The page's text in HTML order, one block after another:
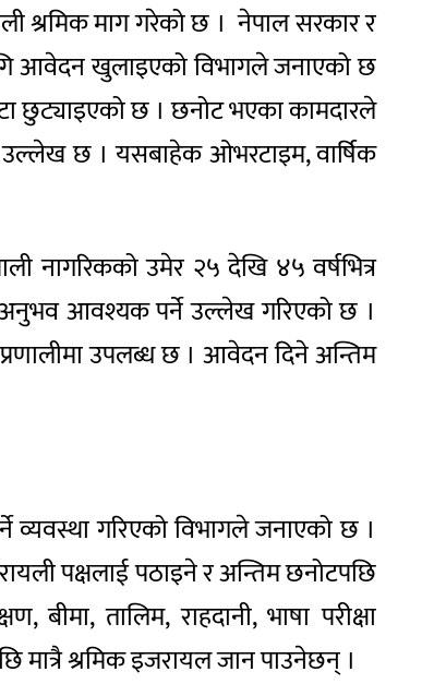
श्रमिक माग गरेको छ । नेपाल सरकार र
आवेदन खुलाइएको विभागले जनाएको छ
छुट्याइएको छ । छनोट भएका कामदारले
छ । यसबाहेक ओभरटाइम, वार्षिक
उमेर २५ देखि ४५ वर्षभित्र
अनुभव आवश्यक पर्ने उल्लेख गरिएको छ ।
उपलब्ध छ । आवेदन दिने अन्तिम
व्यवस्था गरिएको विभागले जनाएको छ ।
पक्षलाई पठाइने र अन्तिम छनोटपछि
बीमा, तालिम, राहदानी, भाषा परीक्षा
मात्रै श्रमिक इजरायल जान पाउनेछन् ।